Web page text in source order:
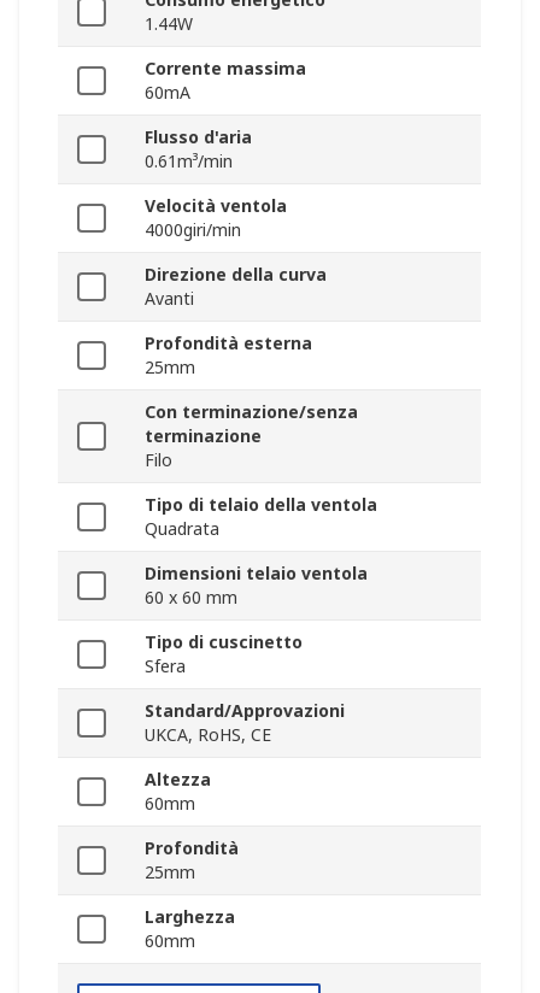
1.44W
Corrente massima
60mA
Flusso d'aria
0.61m³/min
Velocità ventola
4000giri/min
Direzione della curva
Avanti
Profondità esterna
25mm
Con terminazione/senza
terminazione
Filo
Tipo di telaio della ventola
Quadrata
Dimensioni telaio ventola
60 x 60 mm
Tipo di cuscinetto
Sfera
Standard/Approvazioni
UKCA, RoHS, CE
Altezza
60mm
Profondità
25mm
Larghezza
60mm